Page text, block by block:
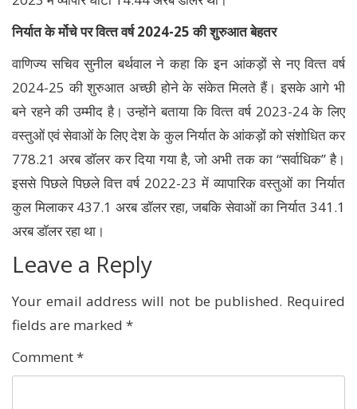
निर्यात के र्मोचे पर वित्‍त वर्ष 2024-25 की शुरुआत बेहतर
वाणिज्य सचिव सुनील बर्थवाल ने कहा कि इन आंकड़ों से नए वित्‍त वर्ष
2024-25 की शुरुआत अच्छी होने के संकेत मिलते हैं। इसके आगे भी
बने रहने की उम्मीद है। उन्‍होंने बताया कि वित्‍त वर्ष 2023-24 के लिए
वस्तुओं एवं सेवाओं के लिए देश के कुल निर्यात के आंकड़ों को संशोधित कर
778.21 अरब डॉलर कर दिया गया है, जो अभी तक का ‘‘सर्वाधिक’’ है।
इससे पिछले पिछले वित्त वर्ष 2022-23 में व्यापारिक वस्तुओं का निर्यात
कुल मिलाकर 437.1 अरब डॉलर रहा, जबकि सेवाओं का निर्यात 341.1
अरब डॉलर रहा था।
Leave a Reply
Your email address will not be published. Required
fields are marked *
Comment*